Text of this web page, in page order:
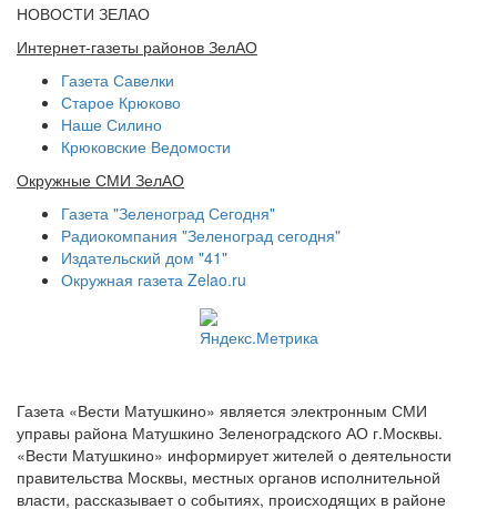
НОВОСТИ ЗЕЛАО
Интернет-газеты районов ЗелАО
Газета Савелки
Старое Крюково
Наше Силино
Крюковские Ведомости
Окружные СМИ ЗелАО
Газета "Зеленоград Сегодня"
Радиокомпания "Зеленоград сегодня"
Издательский дом "41"
Окружная газета Zelao.ru
Газета «Вести Матушкино» является электронным СМИ
управы района Матушкино Зеленоградского АО г.Москвы.
«Вести Матушкино» информирует жителей о деятельности
правительства Москвы, местных органов исполнительной
власти, рассказывает о событиях, происходящих в районе